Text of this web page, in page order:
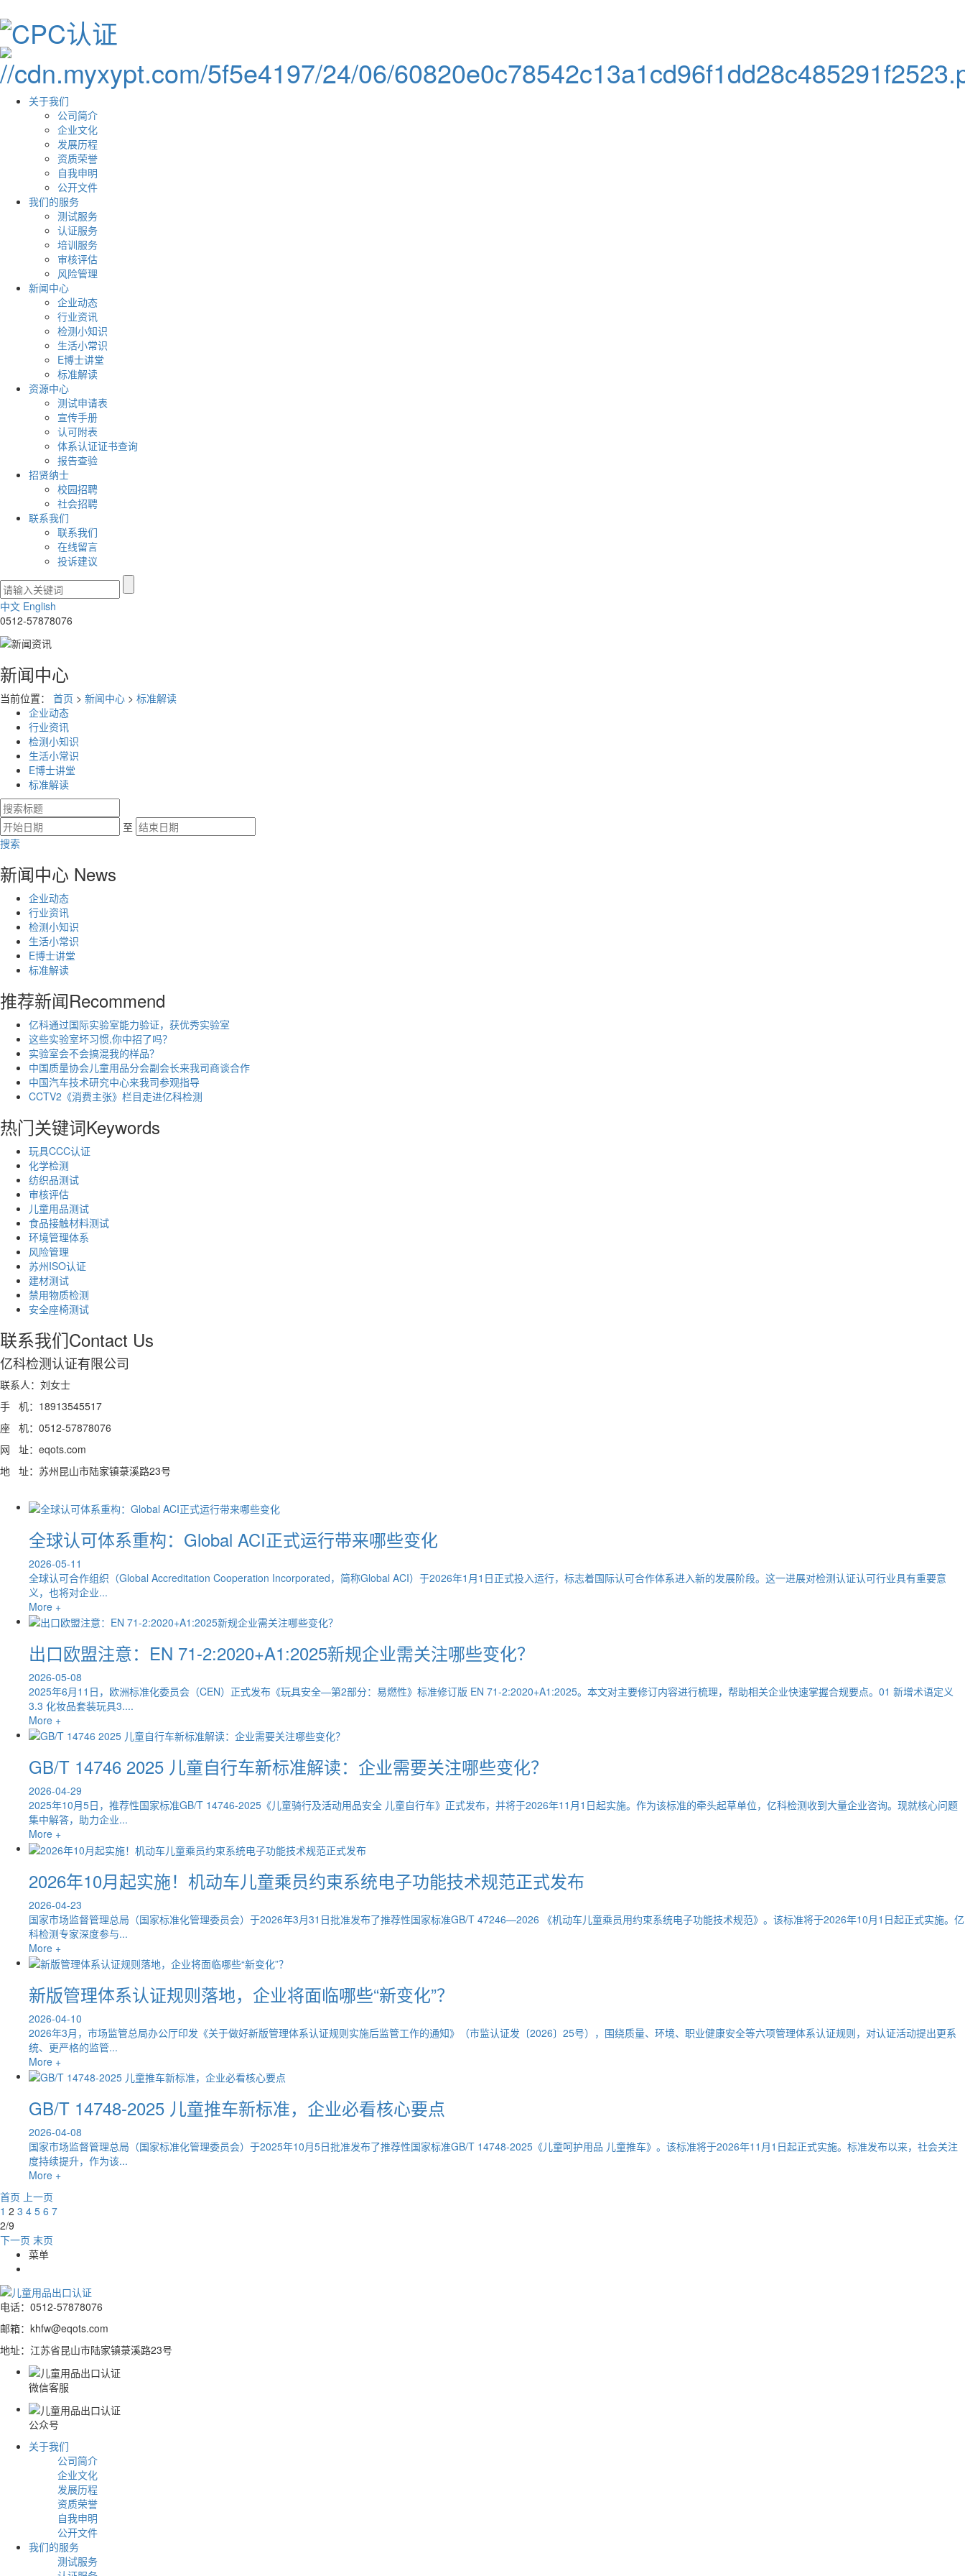
关于我们
公司简介
企业文化
发展历程
资质荣誉
自我申明
公开文件
我们的服务
测试服务
认证服务
培训服务
审核评估
风险管理
新闻中心
企业动态
行业资讯
检测小知识
生活小常识
E博士讲堂
标准解读
资源中心
测试申请表
宣传手册
认可附表
体系认证证书查询
报告查验
招贤纳士
校园招聘
社会招聘
联系我们
联系我们
在线留言
投诉建议
中文 English
0512-57878076
新闻中心
当前位置： 首页 > 新闻中心 > 标准解读
企业动态
行业资讯
检测小知识
生活小常识
E博士讲堂
标准解读
至
搜索
新闻中心 News
企业动态
行业资讯
检测小知识
生活小常识
E博士讲堂
标准解读
推荐新闻Recommend
亿科通过国际实验室能力验证，获优秀实验室
这些实验室坏习惯,你中招了吗？
实验室会不会搞混我的样品？
中国质量协会儿童用品分会副会长来我司商谈合作
中国汽车技术研究中心来我司参观指导
CCTV2《消费主张》栏目走进亿科检测
热门关键词Keywords
玩具CCC认证
化学检测
纺织品测试
审核评估
儿童用品测试
食品接触材料测试
环境管理体系
风险管理
苏州ISO认证
建材测试
禁用物质检测
安全座椅测试
联系我们Contact Us
亿科检测认证有限公司
联系人：刘女士
手 机：18913545517
座 机：0512-57878076
网 址：eqots.com
地 址：苏州昆山市陆家镇菉溪路23号
全球认可体系重构：Global ACI正式运行带来哪些变化
2026-05-11
全球认可合作组织（Global Accreditation Cooperation Incorporated，简称Global ACI）于2026年1月1日正式投入运行，标志着国际认可合作体系进入新的发展阶段。这一进展对检测认证认可行业具有重要意
义，也将对企业...
More +
出口欧盟注意：EN 71-2:2020+A1:2025新规企业需关注哪些变化？
2026-05-08
2025年6月11日，欧洲标准化委员会（CEN）正式发布《玩具安全—第2部分：易燃性》标准修订版 EN 71-2:2020+A1:2025。本文对主要修订内容进行梳理，帮助相关企业快速掌握合规要点。01 新增术语定义
3.3 化妆品套装玩具3....
More +
GB/T 14746 2025 儿童自行车新标准解读：企业需要关注哪些变化？
2026-04-29
2025年10月5日，推荐性国家标准GB/T 14746-2025《儿童骑行及活动用品安全 儿童自行车》正式发布，并将于2026年11月1日起实施。作为该标准的牵头起草单位，亿科检测收到大量企业咨询。现就核心问题
集中解答，助力企业...
More +
2026年10月起实施！机动车儿童乘员约束系统电子功能技术规范正式发布
2026-04-23
国家市场监督管理总局（国家标准化管理委员会）于2026年3月31日批准发布了推荐性国家标准GB/T 47246—2026 《机动车儿童乘员用约束系统电子功能技术规范》。该标准将于2026年10月1日起正式实施。亿
科检测专家深度参与...
More +
新版管理体系认证规则落地，企业将面临哪些“新变化”？
2026-04-10
2026年3月，市场监管总局办公厅印发《关于做好新版管理体系认证规则实施后监管工作的通知》（市监认证发〔2026〕25号），围绕质量、环境、职业健康安全等六项管理体系认证规则，对认证活动提出更系
统、更严格的监管...
More +
GB/T 14748-2025 儿童推车新标准，企业必看核心要点
2026-04-08
国家市场监督管理总局（国家标准化管理委员会）于2025年10月5日批准发布了推荐性国家标准GB/T 14748‑2025《儿童呵护用品 儿童推车》。该标准将于2026年11月1日起正式实施。标准发布以来，社会关注
度持续提升，作为该...
More +
首页 上一页
1 2 3 4 5 6 7
2/9
下一页 末页
菜单
电话：0512-57878076
邮箱：khfw@eqots.com
地址：江苏省昆山市陆家镇菉溪路23号
微信客服
公众号
关于我们
公司简介
企业文化
发展历程
资质荣誉
自我申明
公开文件
我们的服务
测试服务